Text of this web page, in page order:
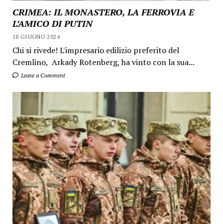
CRIMEA: IL MONASTERO, LA FERROVIA E
L’AMICO DI PUTIN
18 GIUGNO 2024
Chi si rivede! L'impresario edilizio preferito del
Cremlino, Arkady Rotenberg, ha vinto con la sua...
Leave a Comment